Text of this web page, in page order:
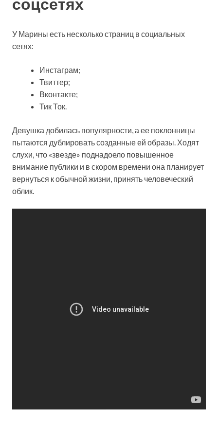
У Марины есть несколько страниц в социальных
сетях:
Инстаграм;
Твиттер;
Вконтакте;
Тик Ток.
Девушка добилась популярности, а ее поклонницы
пытаются дублировать созданные ей образы. Ходят
слухи, что «звезде» поднадоело повышенное
внимание публики и в скором времени она планирует
вернуться к обычной жизни, принять человеческий
облик.